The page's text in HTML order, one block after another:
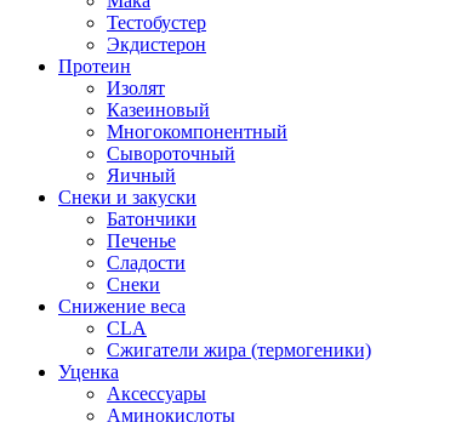
Тестобустер
Экдистерон
Протеин
Изолят
Казеиновый
Многокомпонентный
Сывороточный
Яичный
Снеки и закуски
Батончики
Печенье
Сладости
Снеки
Снижение веса
CLA
Сжигатели жира (термогеники)
Уценка
Аксессуары
Аминокислоты